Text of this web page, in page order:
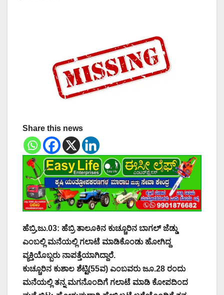
Share this news
ಹೆಬ್ರಿ,ಜು.03: ಹೆಬ್ರಿ ತಾಲೂಕಿನ ಕುಚ್ಚೂರಿನ ಬಾಗಲ್ ಜೆಡ್ಡು
ಎಂಬಲ್ಲಿ ಮನೆಯಲ್ಲಿ ಗಲಾಟೆ ಮಾಡಿಕೊಂಡು ಹೋಗಿದ್ದ
ವ್ಯಕ್ತಿಯೊಬ್ಬರು ನಾಪತ್ತೆಯಾಗಿದ್ದಾರೆ.
ಕುಚ್ಚೂರಿನ ಕುಶಾಲ ಶೆಟ್ಟಿ(55ವ) ಎಂಬವರು ಜೂ.28 ರಂದು
ಮನೆಯಲ್ಲಿ ತನ್ನ ಮಗನೊಂದಿಗೆ ಗಲಾಟೆ ಮಾಡಿ ಕೋಪದಿಂದ